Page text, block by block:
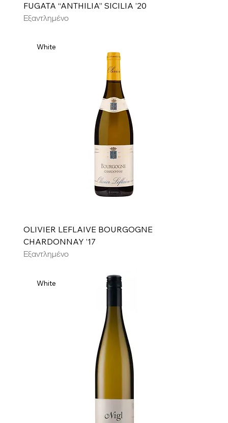
FUGATA “ANTHILIA” SICILIA ’20
Εξαντλημένο
White
OLIVIER LEFLAIVE BOURGOGNE
CHARDONNAY ’17
Εξαντλημένο
White